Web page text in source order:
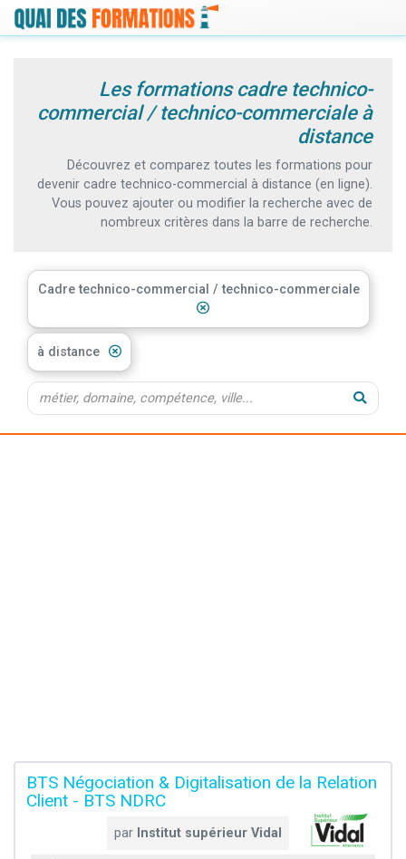
Les formations cadre technico-
commercial / technico-commerciale à
distance
Découvrez et comparez toutes les formations pour
devenir cadre technico-commercial à distance (en ligne).
Vous pouvez ajouter ou modifier la recherche avec de
nombreux critères dans la barre de recherche.
Cadre technico-commercial / technico-commerciale
à distance
BTS Négociation & Digitalisation de la Relation
Client - BTS NDRC
par Institut supérieur Vidal